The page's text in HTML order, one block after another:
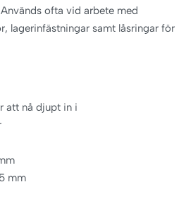
ofta vid arbete med
lagerinfästningar samt låsringar för
att nå djupt in i
mm